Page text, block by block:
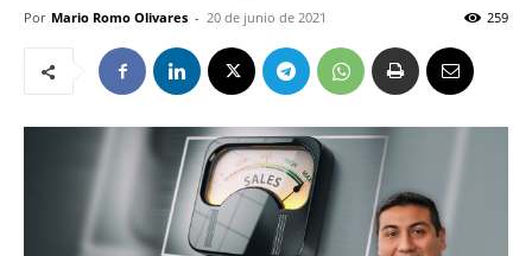
Por Mario Romo Olivares - 20 de junio de 2021 259